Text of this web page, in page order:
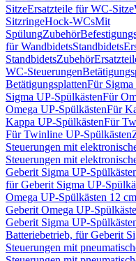
SitzeErsatzteile für WC-Sitze
SitzringeHock-WCsMit
SpülungZubehör
für WandbidetsStandbidets
StandbidetsZubehör
WC-Steuerungen
BetätigungsplattenFür Sigma
Sigma UP-SpülkästenFür
Omega UP-SpülkästenFür
Kappa UP-SpülkästenFür
Für Twinline UP-Spülkästen
Steuerungen mit
Steuerungen mit
Geberit Sigma UP-
für Geberit Sigma UP-
Omega UP-Spülkästen 12 cm
Geberit Omega UP-
Geberit Sigma UP-
Batteriebetrieb, für Geberit
Steuerungen mit